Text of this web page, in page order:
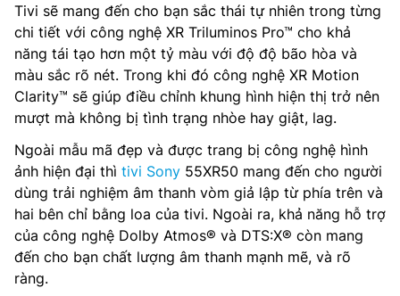
Tivi sẽ mang đến cho bạn sắc thái tự nhiên trong từng
chi tiết với công nghệ XR Triluminos Pro™ cho khả
năng tái tạo hơn một tỷ màu với độ độ bão hòa và
màu sắc rõ nét. Trong khi đó công nghệ XR Motion
Clarity™ sẽ giúp điều chỉnh khung hình hiện thị trở nên
mượt mà không bị tình trạng nhòe hay giật, lag.
Ngoài mẫu mã đẹp và được trang bị công nghệ hình
ảnh hiện đại thì tivi Sony 55XR50 mang đến cho người
dùng trải nghiệm âm thanh vòm giả lập từ phía trên và
hai bên chỉ bằng loa của tivi. Ngoài ra, khả năng hỗ trợ
của công nghệ Dolby Atmos® và DTS:X® còn mang
đến cho bạn chất lượng âm thanh mạnh mẽ, và rõ
ràng.